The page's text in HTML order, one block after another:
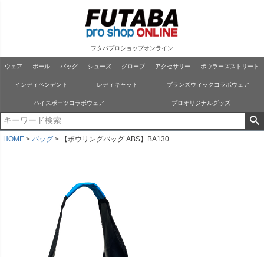
フタバプロショップオンライン
ウェア ボール バッグ シューズ グローブ アクセサリー ボウラーズストリート
インディペンデント レディキャット ブランズウィックコラボウェア
ハイスポーツコラボウェア プロオリジナルグッズ
HOME バッグ 【ボウリングバッグ ABS】BA130